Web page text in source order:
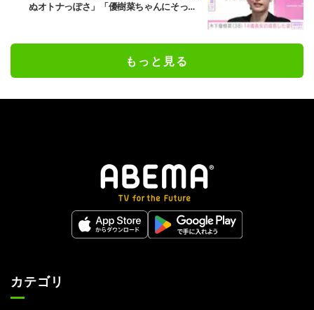
ぬオトナっぽさ」「優樹菜ちゃんにそっく
もっと見る
カテゴリ